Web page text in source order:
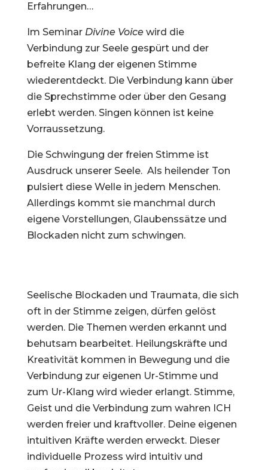
Erfahrungen…
Im Seminar Divine Voicewird die
Verbindung zur Seele gespürt und der
befreite Klang der eigenen Stimme
wiederentdeckt. Die Verbindung kann über
die Sprechstimme oder über den Gesang
erlebt werden.Singen können ist keine
Vorraussetzung.
Die Schwingung der freien Stimme ist
Ausdruck unserer Seele. Als heilender Ton
pulsiert diese Welle in jedem Menschen.
Allerdings kommt sie manchmal durch
eigene Vorstellungen, Glaubenssätze und
Blockaden nicht zum schwingen.
Seelische Blockaden und Traumata, die sich
oft in der Stimme zeigen, dürfen gelöst
werden. Die Themen werden erkannt und
behutsam bearbeitet. Heilungskräfte und
Kreativität kommen in Bewegung und die
Verbindung zur eigenen Ur-Stimme und
zum Ur-Klang wird wieder erlangt. Stimme,
Geist und die Verbindung zum wahren ICH
werden freier und kraftvoller. Deine eigenen
intuitiven Kräfte werden erweckt. Dieser
individuelle Prozess wird intuitiv und